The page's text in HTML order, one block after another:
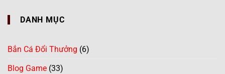
DANH MỤC
Bắn Cá Đổi Thưởng (6)
Blog Game (33)